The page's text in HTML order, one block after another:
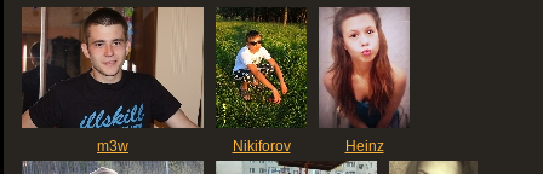
m3w Nikiforov Heinz